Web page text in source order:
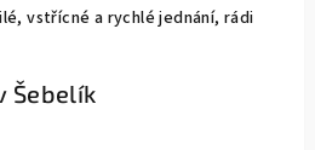
vstřícné a rychlé jednání, rádi
Šebelík
je 5 z 5 hvězdiček.